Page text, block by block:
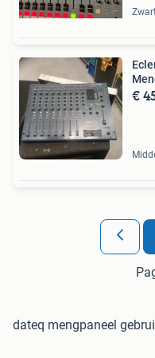
€
dateq mengpaneel